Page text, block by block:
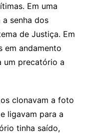
Em uma
senha dos
de Justiça. Em
em andamento
um precatório a
clonavam a foto
ligavam para a
tinha saído,